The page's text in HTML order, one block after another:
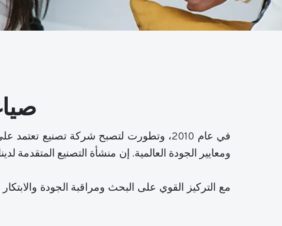
صياغة
ومعايير الجودة العالمية. إن منشأة التصنيع
مع التركيز القوي على البحث ومراقبة الجودة